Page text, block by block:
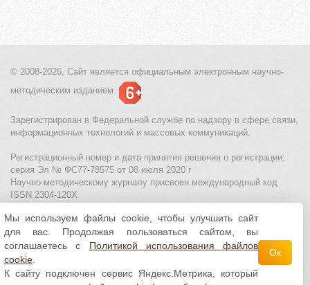
© 2008-2026, Сайт является официальным электронным научно-
методическим изданием.
Зарегистрирован в Федеральной службе по надзору в сфере связи,
информационных технологий и массовых коммуникаций.
Регистрационный номер и дата принятия решения о регистрации:
серия Эл № ФС77-78575 от 08 июля 2020 г
Научно-методическому журналу присвоен международный код
ISSN 2304-120X
МЦИТО|Школьные олимпиады и онлайн конкурсы для детей
Политика использования файлов cookie| Политика обработки и
защиты персональных данных
Все материалы доступны полицензии Creative
Commons С указанием авторства 4.0 Всемирная
Мы используем файлы cookie, чтобы улучшить сайт
для вас. Продолжая пользоваться сайтом, вы
соглашаетесь с Политикой использования файлов
cookie
К сайту подключен сервис Яндекс.Метрика, который
Ок